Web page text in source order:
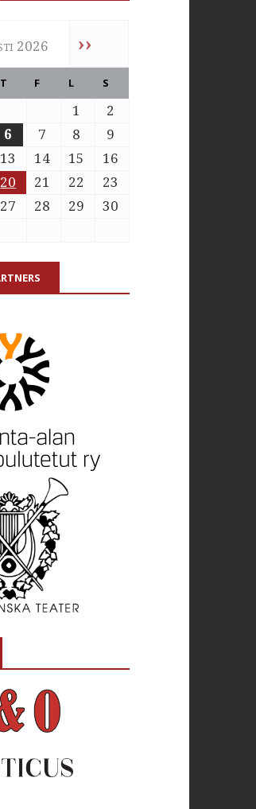
2026 ››
T F L S
1
2
6 7 8
9
13 14 15
16
20 21 22
23
27 28 29
30